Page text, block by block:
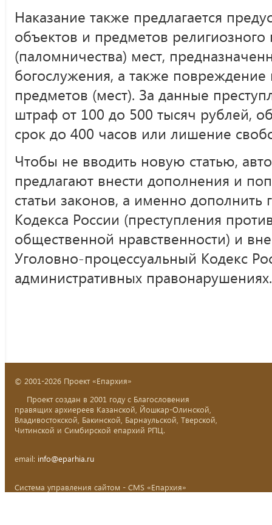
Наказание также предлагается
объектов и предметов религиозного
(паломничества) мест,
богослужения, а также
предметов (мест). За данные
штраф от 100 до 500 тысяч рублей,
срок до 400 часов или лишение
Чтобы не вводить новую статью,
предлагают внести дополнения и
статьи законов, а именно дополнить
Кодекса России (преступления
общественной нравственности) и
Уголовно-процессуальный Кодекс
административных правонарушениях.
© 2001-2026 Проект «Епархия»
Проект создан в 2001 году с Благословения
правящих архиереев Казанской, Йошкар-Олинской,
Владивостокской, Бакинской, Барнаульской, Тверской,
Читинской и Симбирской епархий РПЦ.
email: info@eparhia.ru
Система управления сайтом - CMS «Епархия»